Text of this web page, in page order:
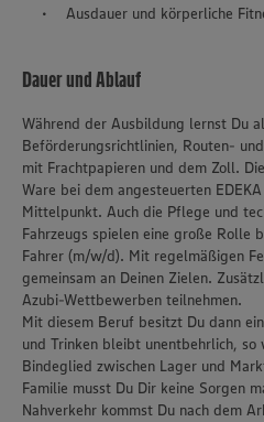
Ausdauer und körperliche
Dauer und Ablauf
Während der Ausbildung lernst Du
Beförderungsrichtlinien, Routen-
mit Frachtpapieren und dem Zoll.
Ware bei dem angesteuerten
Mittelpunkt. Auch die Pflege und
Fahrzeugs spielen eine große Rolle
Fahrer (m/w/d). Mit regelmäßigen
gemeinsam an Deinen Zielen.
Azubi-Wettbewerben teilnehmen.
Mit diesem Beruf besitzt Du dann
und Trinken bleibt unentbehrlich, so
Bindeglied zwischen Lager und
Familie musst Du Dir keine Sorgen
Nahverkehr kommst Du nach dem